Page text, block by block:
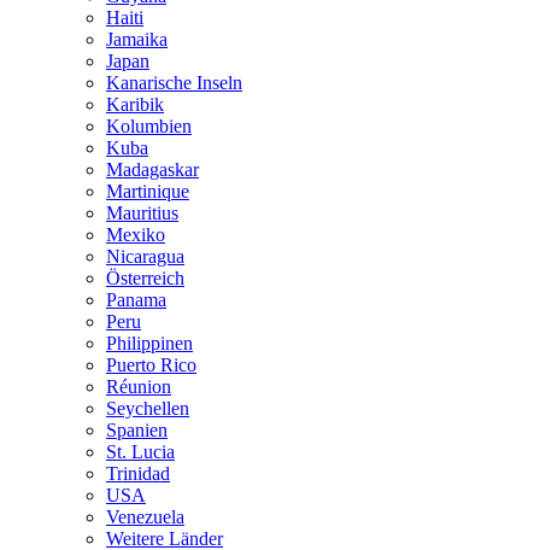
Haiti
Jamaika
Japan
Kanarische Inseln
Karibik
Kolumbien
Kuba
Madagaskar
Martinique
Mauritius
Mexiko
Nicaragua
Österreich
Panama
Peru
Philippinen
Puerto Rico
Réunion
Seychellen
Spanien
St. Lucia
Trinidad
USA
Venezuela
Weitere Länder